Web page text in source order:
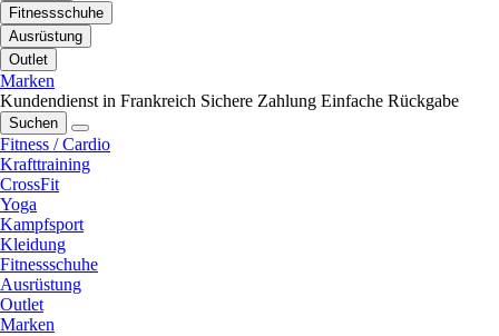
Fitnessschuhe
Ausrüstung
Outlet
Marken
Kundendienst in Frankreich Sichere Zahlung Einfache Rückgabe
Suchen
Fitness / Cardio
Krafttraining
CrossFit
Yoga
Kampfsport
Kleidung
Fitnessschuhe
Ausrüstung
Outlet
Marken